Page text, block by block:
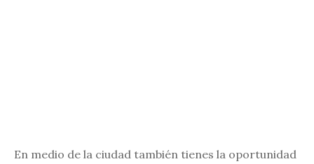
En medio de la ciudad también tienes la oportunidad